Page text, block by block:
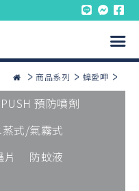
商品系列 蟑愛呷
預防噴劑
蒸式/氣霧式
防蚊液